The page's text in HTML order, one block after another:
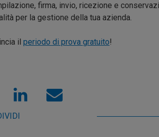
firma, invio, ricezione e
per la gestione della tua azienda.
il periodo di prova gratuito!